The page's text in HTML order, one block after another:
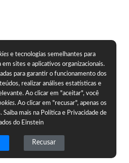
e tecnologias semelhantes para
em sites e aplicativos organizacionais.
para garantir o funcionamento dos
realizar análises estatísticas e
Ao clicar em "aceitar", você
. Ao clicar em "recusar", apenas os
Saiba mais na Política e Privacidade de
do Einstein
Recusar